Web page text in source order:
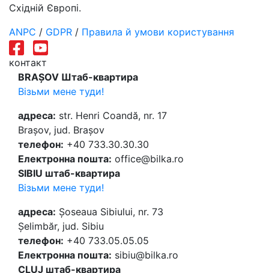
Східній Європі.
ANPC / GDPR / Правила й умови користування
контакт
BRAȘOV Штаб-квартира
Візьми мене туди!
адреса: str. Henri Coandă, nr. 17
Brașov, jud. Brașov
телефон: +40 733.30.30.30
Електронна пошта: office@bilka.ro
SIBIU штаб-квартира
Візьми мене туди!
адреса: Șoseaua Sibiului, nr. 73
Șelimbăr, jud. Sibiu
телефон: +40 733.05.05.05
Електронна пошта: sibiu@bilka.ro
CLUJ штаб-квартира